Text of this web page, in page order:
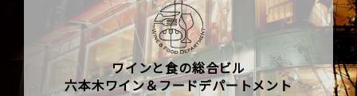
ワインと食の総合ビル
六本木ワイン＆フードデパートメント